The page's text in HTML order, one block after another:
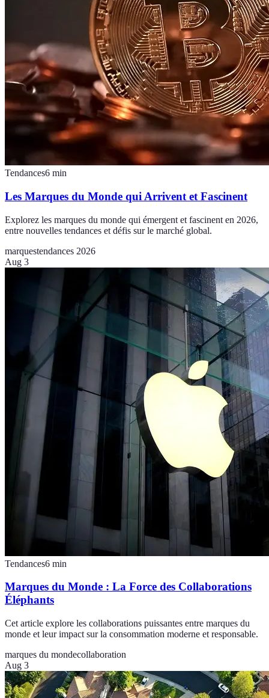
Tendances6 min
Les Marques du Monde qui Arrivent et Fascinent
Explorez les marques du monde qui émergent et fascinent en 2026,
entre nouvelles tendances et défis sur le marché global.
marquestendances 2026
Aug 3
Tendances6 min
Marques du Monde : La Force des Collaborations
Éléphants
Cet article explore les collaborations puissantes entre marques du
monde et leur impact sur la consommation moderne et responsable.
marques du mondecollaboration
Aug 3